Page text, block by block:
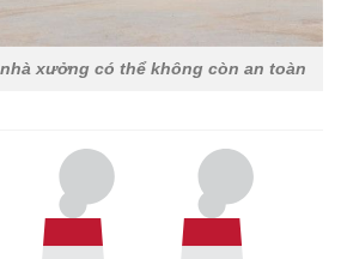
xưởng có thể không còn an toàn